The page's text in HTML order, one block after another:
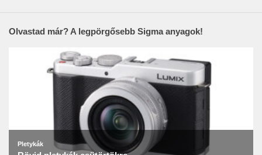
Olvastad már? A legpörgősebb Sigma anyagok!